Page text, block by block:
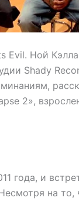
Ной
Shady
2»,
года, и
на